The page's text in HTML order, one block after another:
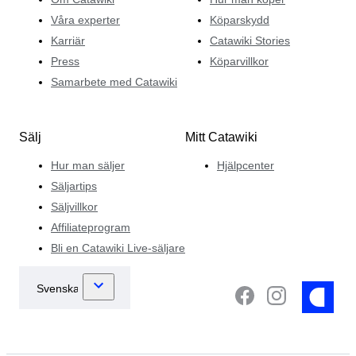
Våra experter
Karriär
Press
Samarbete med Catawiki
Köparskydd
Catawiki Stories
Köparvillkor
Sälj
Hur man säljer
Säljartips
Säljvillkor
Affiliateprogram
Bli en Catawiki Live-säljare
Mitt Catawiki
Hjälpcenter